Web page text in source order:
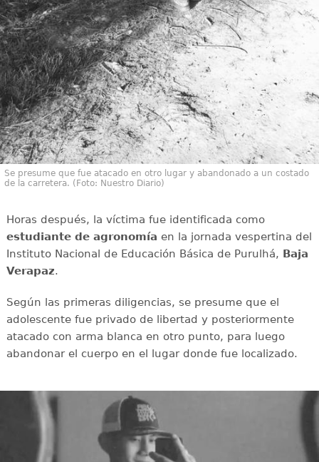
Se presume que fue atacado en otro lugar y abandonado a un costado
de la carretera. (Foto: Nuestro Diario)
Horas después, la víctima fue identificada como
estudiante de agronomía en la jornada vespertina del
Instituto Nacional de Educación Básica de Purulhá, Baja
Verapaz.
Según las primeras diligencias, se presume que el
adolescente fue privado de libertad y posteriormente
atacado con arma blanca en otro punto, para luego
abandonar el cuerpo en el lugar donde fue localizado.